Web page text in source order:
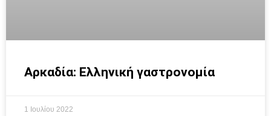
Αρκαδία: Ελληνική γαστρονομία
1 Ιουλίου 2022